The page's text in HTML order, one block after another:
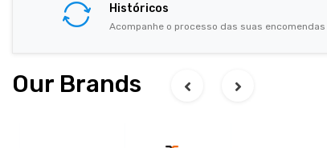
Históricos
Acompanhe o processo das suas encomendas
Our Brands